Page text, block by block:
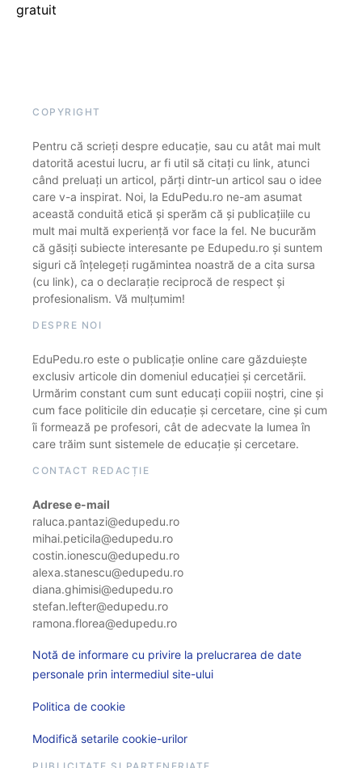
gratuit
COPYRIGHT
Pentru că scrieți despre educație, sau cu atât mai mult
datorită acestui lucru, ar fi util să citați cu link, atunci
când preluați un articol, părți dintr-un articol sau o idee
care v-a inspirat. Noi, la EduPedu.ro ne-am asumat
această conduită etică și sperăm că și publicațiile cu
mult mai multă experiență vor face la fel. Ne bucurăm
că găsiți subiecte interesante pe Edupedu.ro și suntem
siguri că înțelegeți rugămintea noastră de a cita sursa
(cu link), ca o declarație reciprocă de respect și
profesionalism. Vă mulțumim!
DESPRE NOI
EduPedu.ro este o publicație online care găzduiește
exclusiv articole din domeniul educației și cercetării.
Urmărim constant cum sunt educați copiii noștri, cine și
cum face politicile din educație și cercetare, cine și cum
îi formează pe profesori, cât de adecvate la lumea în
care trăim sunt sistemele de educație și cercetare.
CONTACT REDACȚIE
Adrese e-mail
raluca.pantazi@edupedu.ro
mihai.peticila@edupedu.ro
costin.ionescu@edupedu.ro
alexa.stanescu@edupedu.ro
diana.ghimisi@edupedu.ro
stefan.lefter@edupedu.ro
ramona.florea@edupedu.ro
Notă de informare cu privire la prelucrarea de date
personale prin intermediul site-ului
Politica de cookie
Modifică setarile cookie-urilor
PUBLICITATE ȘI PARTENERIATE